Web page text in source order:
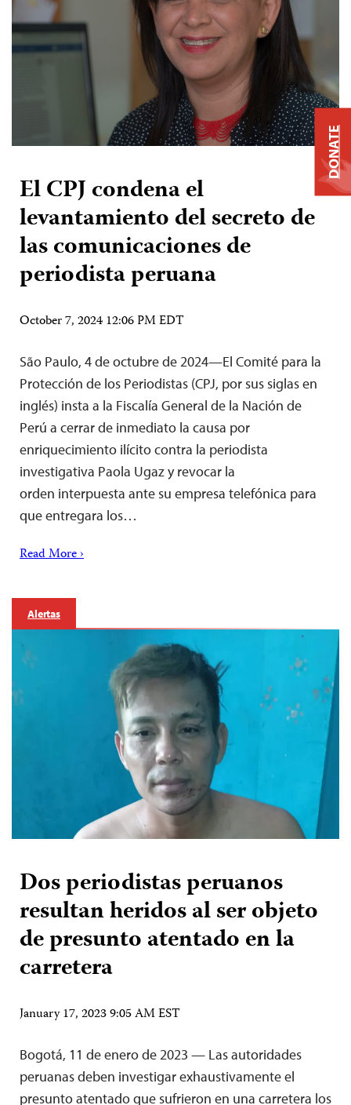
El CPJ condena el
levantamiento del secreto de
las comunicaciones de
periodista peruana
October 7, 2024 12:06 PM EDT
São Paulo, 4 de octubre de 2024—El Comité para la
Protección de los Periodistas (CPJ, por sus siglas en
inglés) insta a la Fiscalía General de la Nación de
Perú a cerrar de inmediato la causa por
enriquecimiento ilícito contra la periodista
investigativa Paola Ugaz y revocar la
orden interpuesta ante su empresa telefónica para
que entregara los…
Read More ›
Alertas
Dos periodistas peruanos
resultan heridos al ser objeto
de presunto atentado en la
carretera
January 17, 2023 9:05 AM EST
Bogotá, 11 de enero de 2023 — Las autoridades
peruanas deben investigar exhaustivamente el
presunto atentado que sufrieron en una carretera los
DONATE